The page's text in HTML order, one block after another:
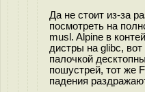
Да не стоит из-за
посмотреть на
musl. Alpine в
дистры на glibc,
палочкой
пошустрей, тот же
падения